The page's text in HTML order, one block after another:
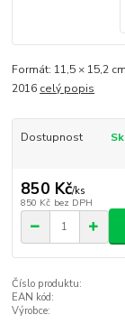
Formát: 11,5 × 15,2
2016 celý popis
Dostupnost
850 Kč/ks
850 Kč bez DPH
Číslo produktu:
EAN kód:
Výrobce: